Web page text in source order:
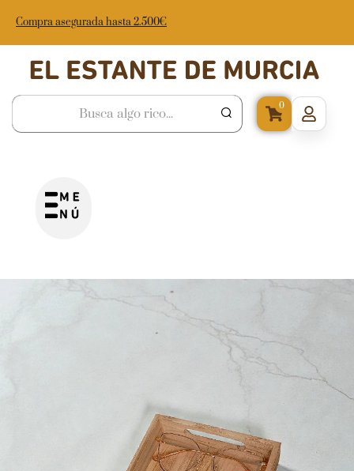
Compra asegurada hasta 2.500€
0